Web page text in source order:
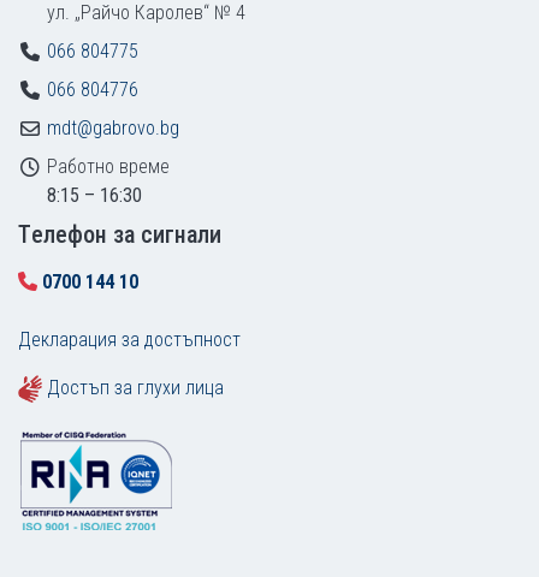
ул. „Райчо Каролев“ № 4
066 804775
066 804776
mdt@gabrovo.bg
Работно време
8:15 – 16:30
Tелефон за сигнали
0700 144 10
Декларация за достъпност
Достъп за глухи лица